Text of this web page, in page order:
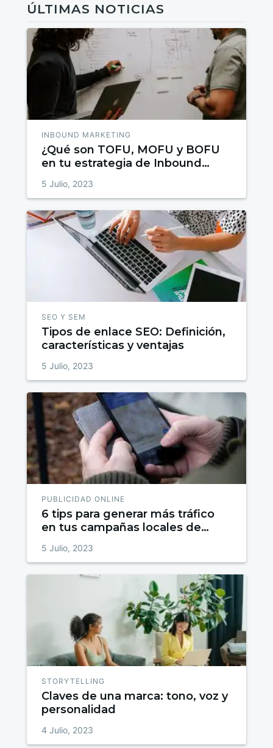
ÚLTIMAS NOTICIAS
INBOUND MARKETING
¿Qué son TOFU, MOFU y BOFU
en tu estrategia de Inbound
5 Julio, 2023
SEO Y SEM
Tipos de enlace SEO: Definición,
características y ventajas
5 Julio, 2023
PUBLICIDAD ONLINE
6 tips para generar más tráfico
en tus campañas locales de
5 Julio, 2023
STORYTELLING
Claves de una marca: tono, voz y
personalidad
4 Julio, 2023